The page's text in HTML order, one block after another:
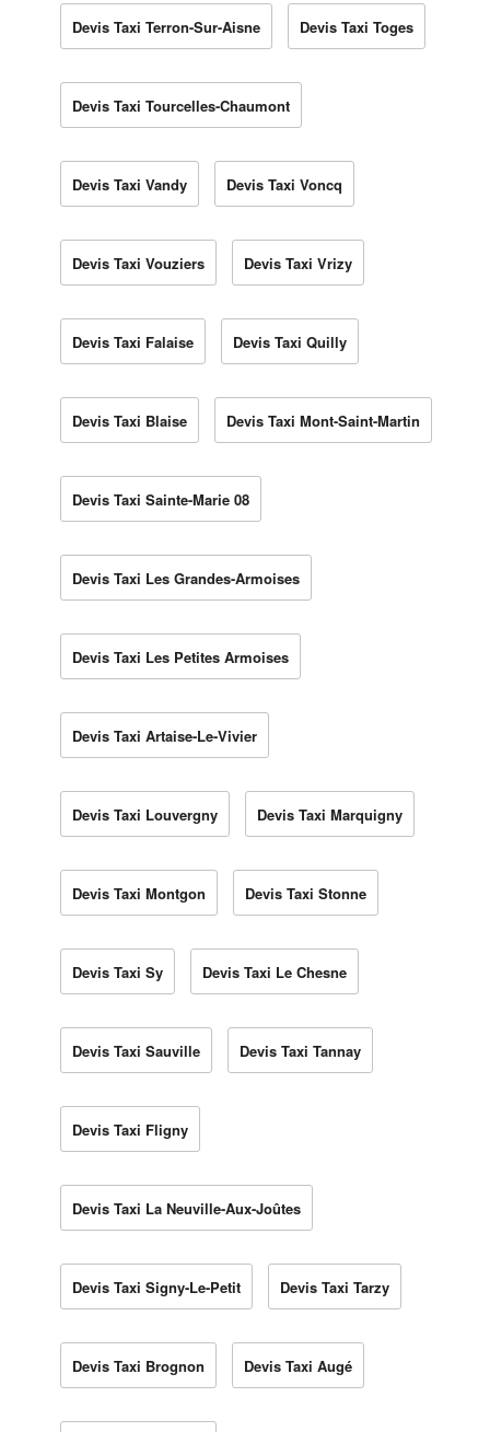
Devis Taxi Terron-Sur-Aisne Devis Taxi Toges
Devis Taxi Tourcelles-Chaumont
Devis Taxi Vandy Devis Taxi Voncq
Devis Taxi Vouziers Devis Taxi Vrizy
Devis Taxi Falaise Devis Taxi Quilly
Devis Taxi Blaise Devis Taxi Mont-Saint-Martin
Devis Taxi Sainte-Marie 08
Devis Taxi Les Grandes-Armoises
Devis Taxi Les Petites Armoises
Devis Taxi Artaise-Le-Vivier
Devis Taxi Louvergny Devis Taxi Marquigny
Devis Taxi Montgon Devis Taxi Stonne
Devis Taxi Sy Devis Taxi Le Chesne
Devis Taxi Sauville Devis Taxi Tannay
Devis Taxi Fligny
Devis Taxi La Neuville-Aux-Joûtes
Devis Taxi Signy-Le-Petit Devis Taxi Tarzy
Devis Taxi Brognon Devis Taxi Augé